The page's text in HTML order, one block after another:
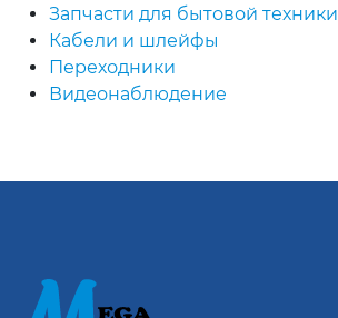
Запчасти для бытовой техники
Кабели и шлейфы
Переходники
Видеонаблюдение